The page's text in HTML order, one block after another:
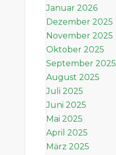
Januar 2026
Dezember 2025
November 2025
Oktober 2025
September 2025
August 2025
Juli 2025
Juni 2025
Mai 2025
April 2025
März 2025